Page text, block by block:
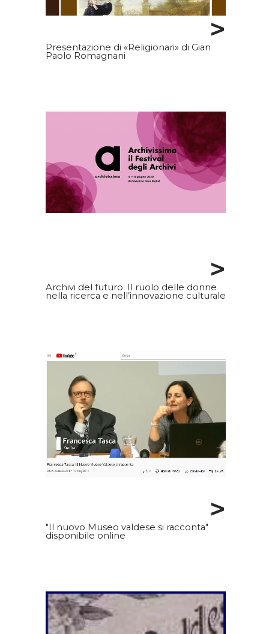
>
Presentazione di «Religionari» di Gian
Paolo Romagnani
>
Archivi del futuro. Il ruolo delle donne
nella ricerca e nell’innovazione culturale
>
"Il nuovo Museo valdese si racconta"
disponibile online